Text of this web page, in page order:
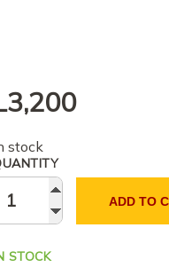
3,200
stock
ADD TO
STOCK